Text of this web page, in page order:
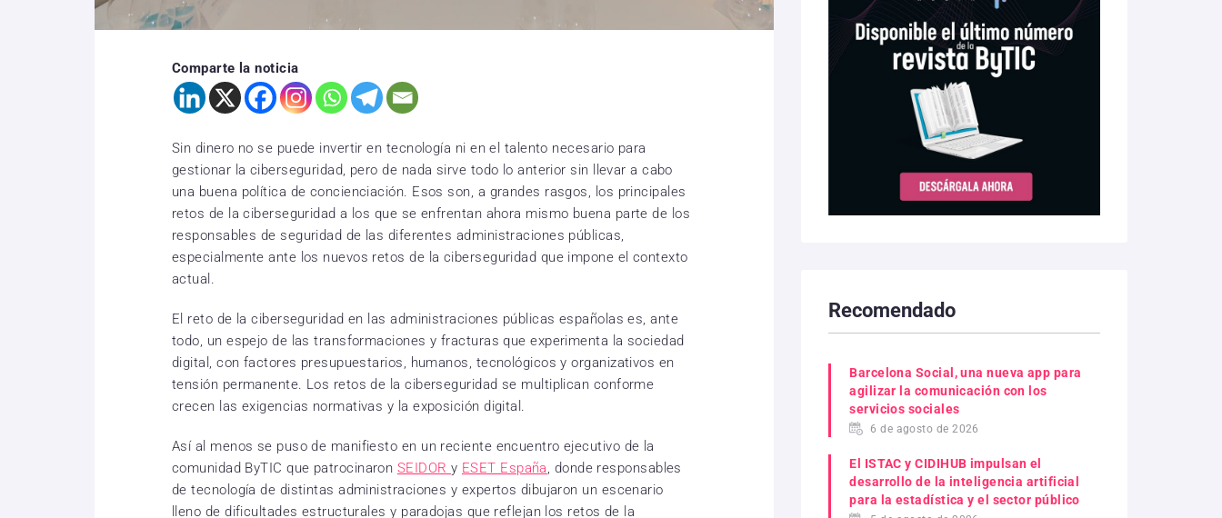
Comparte la noticia
Sin dinero no se puede invertir en tecnología ni en el talento necesario para
gestionar la ciberseguridad, pero de nada sirve todo lo anterior sin llevar a cabo
una buena política de concienciación. Esos son, a grandes rasgos, los principales
retos de la ciberseguridad a los que se enfrentan ahora mismo buena parte de los
responsables de seguridad de las diferentes administraciones públicas,
especialmente ante los nuevos retos de la ciberseguridad que impone el contexto
actual.
El reto de la ciberseguridad en las administraciones públicas españolas es, ante
todo, un espejo de las transformaciones y fracturas que experimenta la sociedad
digital, con factores presupuestarios, humanos, tecnológicos y organizativos en
tensión permanente. Los retos de la ciberseguridad se multiplican conforme
crecen las exigencias normativas y la exposición digital.
Así al menos se puso de manifiesto en un reciente encuentro ejecutivo de la
comunidad ByTIC que patrocinaron SEIDORy ESET España, donde responsables
de tecnología de distintas administraciones y expertos dibujaron un escenario
lleno de dificultades estructurales y paradojas que reflejan los retos de la
Recomendado
Barcelona Social, una nueva app para
agilizar la comunicación con los
servicios sociales
6 de agosto de 2026
El ISTAC y CIDIHUB impulsan el
desarrollo de la inteligencia artificial
para la estadística y el sector público